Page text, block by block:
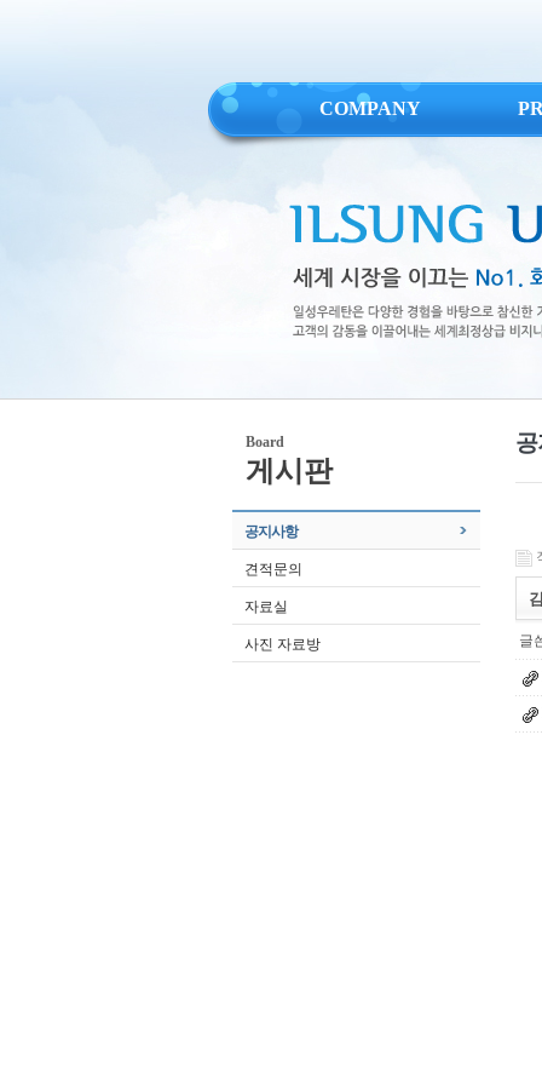
COMPANY
Board
게시판
공지사항
견적문의
자료실
사진 자료방 글